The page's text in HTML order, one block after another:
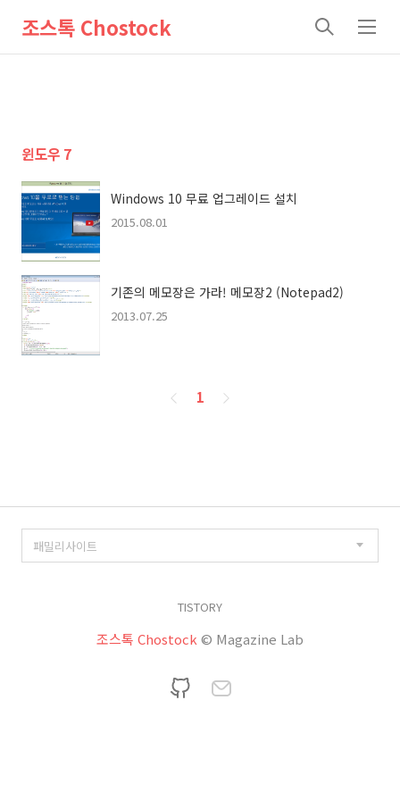
조스톡 Chostock
검
메
윈도우 7
Windows 10 무료 업그레이드 설치
2015.08.01
기존의 메모장은 가라! 메모장2 (Notepad2)
2013.07.25
페
1
TISTORY
조스톡 Chostock © Magazine Lab